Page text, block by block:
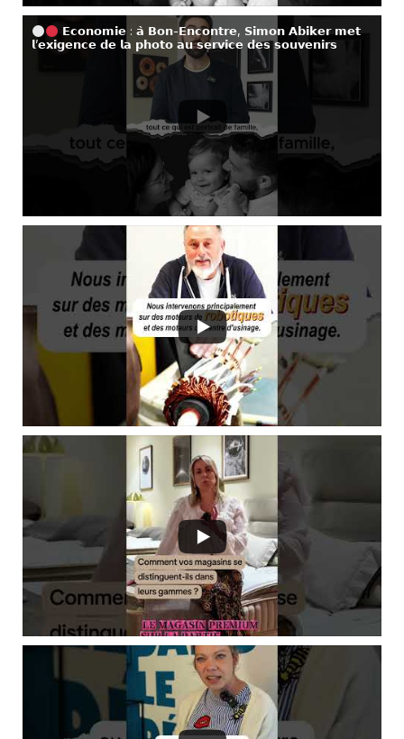
𝗘𝗰𝗼𝗻𝗼𝗺𝗶𝗲 : 𝗮̀ 𝗕𝗼𝗻-𝗘𝗻𝗰𝗼𝗻𝘁𝗿𝗲, 𝗦𝗶𝗺𝗼𝗻 𝗔𝗯𝗶𝗸𝗲𝗿 𝗺𝗲𝘁
𝗹’𝗲𝘅𝗶𝗴𝗲𝗻𝗰𝗲 𝗱𝗲 𝗹𝗮 𝗽𝗵𝗼𝘁𝗼 𝗮𝘂 𝘀𝗲𝗿𝘃𝗶𝗰𝗲 𝗱𝗲𝘀 𝘀𝗼𝘂𝘃𝗲𝗻𝗶𝗿𝘀